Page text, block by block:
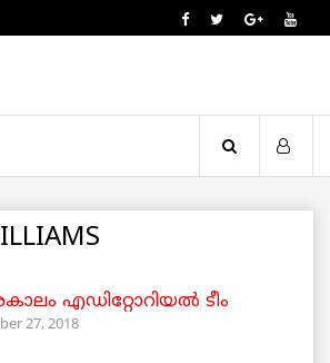
എഡിറ്റോറിയല്‍ ടീം
27, 2018